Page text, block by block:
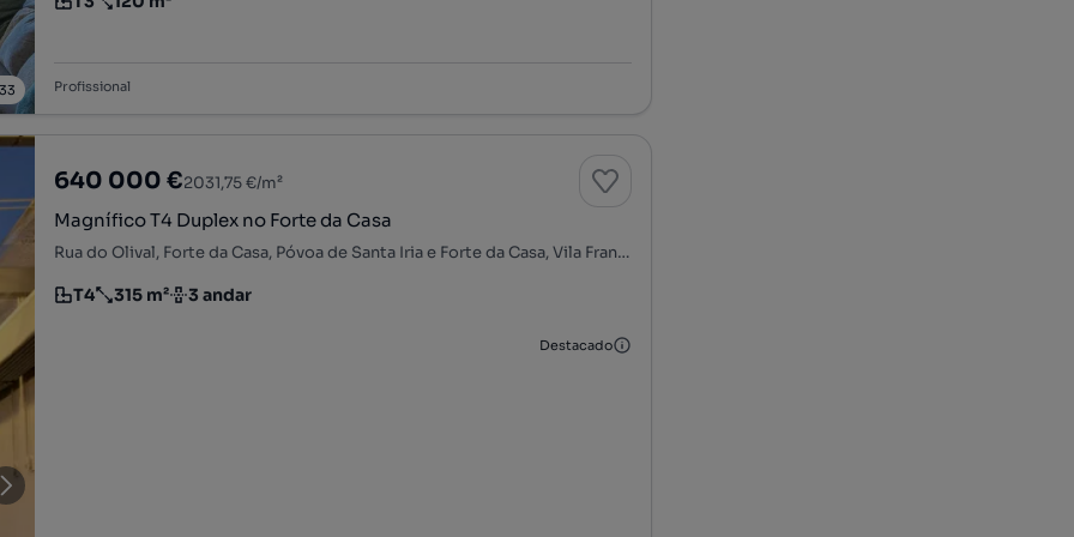
33
Tipologia
Preço por metro quadrado
Profissional
640 000 €2031,75 €/m²
Magnífico T4 Duplex no Forte da Casa
Rua do Olival, Forte da Casa, Póvoa de Santa Iria e Forte da Casa, Vila Franca de Xira, Lisboa
Tipologia
T4
Preço por metro quadrado
315 m²
Andar 3 andar
Destacado